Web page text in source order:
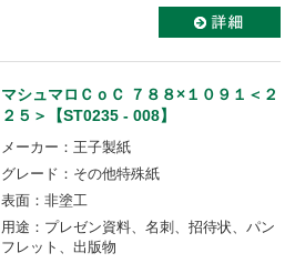
マシュマロＣｏＣ ７８８×１０９１＜２
２５＞【ST0235 - 008】
メーカー：王子製紙
グレード：その他特殊紙
表面：非塗工
用途：プレゼン資料、名刺、招待状、パン
フレット、出版物